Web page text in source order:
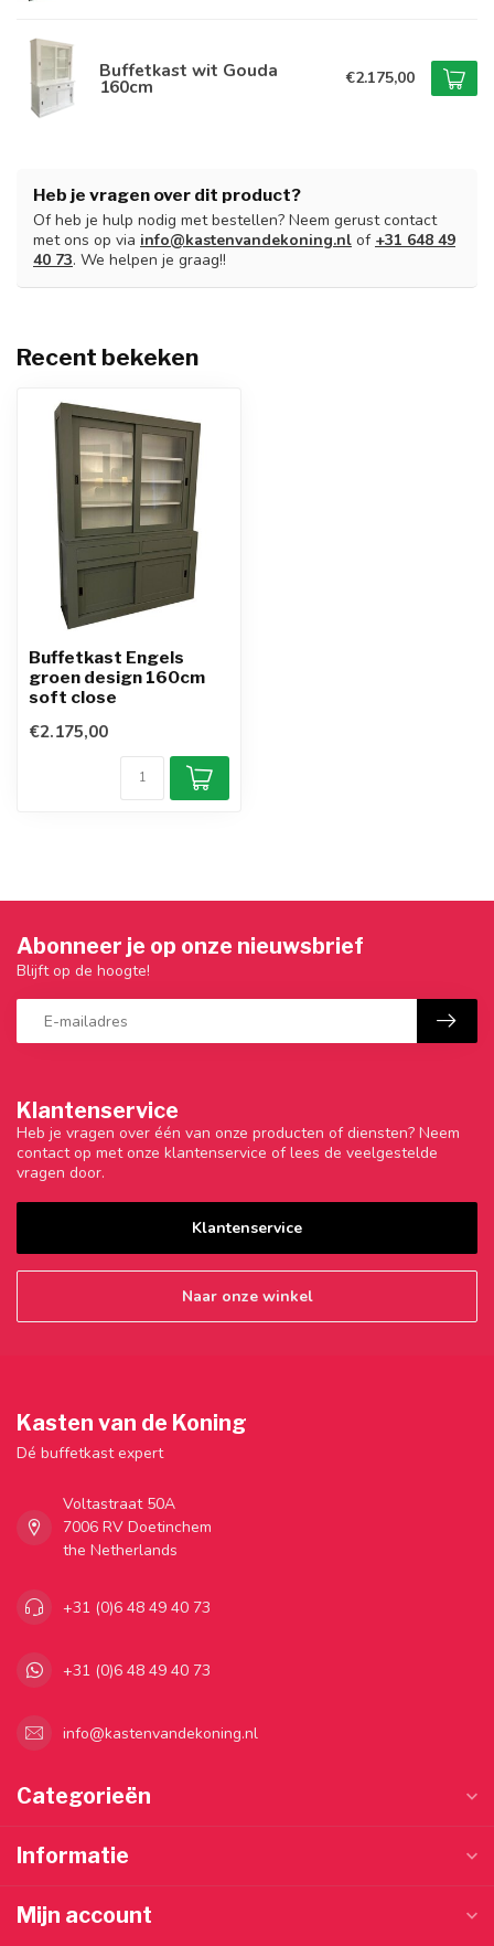
Buffetkast wit Gouda
160cm €2.175,00
Heb je vragen over dit product?
Of heb je hulp nodig met bestellen? Neem gerust contact
met ons op via info@kastenvandekoning.nl of +31 648 49
40 73. We helpen je graag!!
Recent bekeken
Buffetkast Engels
groen design 160cm
soft close
€2.175,00
Klantenservice
Heb je vragen over één van onze producten of diensten? Neem
contact op met onze klantenservice of lees de veelgestelde
vragen door.
Klantenservice
Naar onze winkel
Abonneer je op onze nieuwsbrief
Blijft op de hoogte!
Kasten van de Koning
Dé buffetkast expert
Voltastraat 50A
7006 RV Doetinchem
the Netherlands
+31 (0)6 48 49 40 73
+31 (0)6 48 49 40 73
info@kastenvandekoning.nl
Categorieën
Informatie
Mijn account